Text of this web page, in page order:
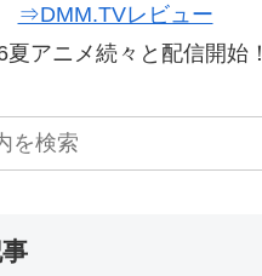
⇒DMM.TVレビュー
夏アニメ続々と配信開始！